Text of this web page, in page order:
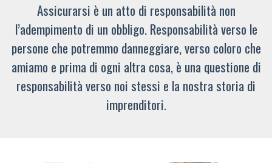
Assicurarsi è un atto di responsabilità non
l’adempimento di un obbligo. Responsabilità verso le
persone che potremmo danneggiare, verso coloro che
amiamo e prima di ogni altra cosa, è una questione di
responsabilità verso noi stessi e la nostra storia di
imprenditori.